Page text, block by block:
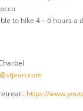
to hike 4 – 6 hours a
: https://